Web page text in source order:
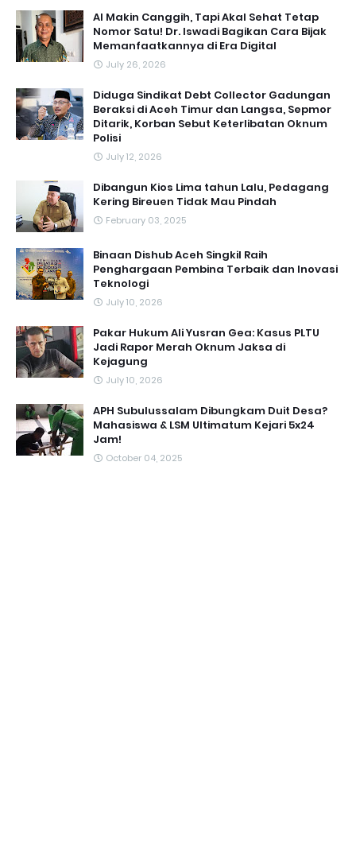
AI Makin Canggih, Tapi Akal Sehat Tetap
Nomor Satu! Dr. Iswadi Bagikan Cara Bijak
Memanfaatkannya di Era Digital
July 26, 2026
Diduga Sindikat Debt Collector Gadungan
Beraksi di Aceh Timur dan Langsa, Sepmor
Ditarik, Korban Sebut Keterlibatan Oknum
Polisi
July 12, 2026
Dibangun Kios Lima tahun Lalu, Pedagang
Kering Bireuen Tidak Mau Pindah
February 03, 2025
Binaan Dishub Aceh Singkil Raih
Penghargaan Pembina Terbaik dan Inovasi
Teknologi
July 10, 2026
Pakar Hukum Ali Yusran Gea: Kasus PLTU
Jadi Rapor Merah Oknum Jaksa di
Kejagung
July 10, 2026
APH Subulussalam Dibungkam Duit Desa?
Mahasiswa & LSM Ultimatum Kejari 5x24
Jam!
October 04, 2025